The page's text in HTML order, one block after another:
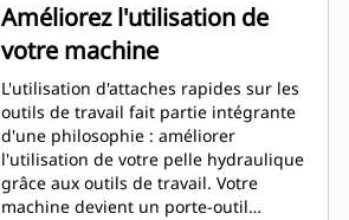
Améliorez l'utilisation de
votre machine
L'utilisation d'attaches rapides sur les
outils de travail fait partie intégrante
d'une philosophie : améliorer
l'utilisation de votre pelle hydraulique
grâce aux outils de travail. Votre
machine devient un porte-outil